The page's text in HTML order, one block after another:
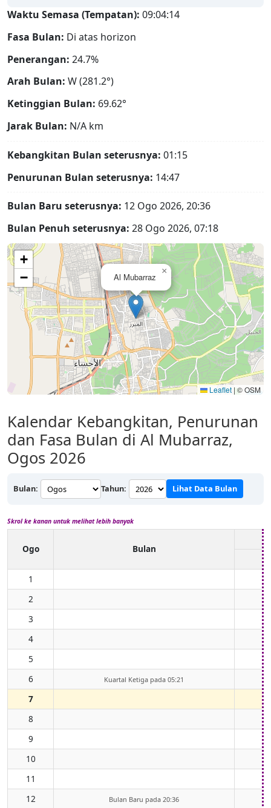
Waktu Semasa (Tempatan): 09:04:15
Fasa Bulan: Di atas horizon
Penerangan: 24.7%
Arah Bulan: W (281.2°)
Ketinggian Bulan: 69.62°
Jarak Bulan: N/A km
Kebangkitan Bulan seterusnya: 01:15
Penurunan Bulan seterusnya: 14:47
Bulan Baru seterusnya: 12 Ogo 2026, 20:36
Bulan Penuh seterusnya: 28 Ogo 2026, 07:18
Al Mubarraz
×
+
−
Leaflet | © OSM
Kalendar Kebangkitan, Penurunan
dan Fasa Bulan di Al Mubarraz,
Ogos 2026
Bulan: Tahun: Lihat Data Bulan
Skrol ke kanan untuk melihat lebih banyak
Ogo Bulan
1
2
3
4
5
6
Kuartal Ketiga pada 05:21
7
8
9
10
11
12
Bulan Baru pada 20:36